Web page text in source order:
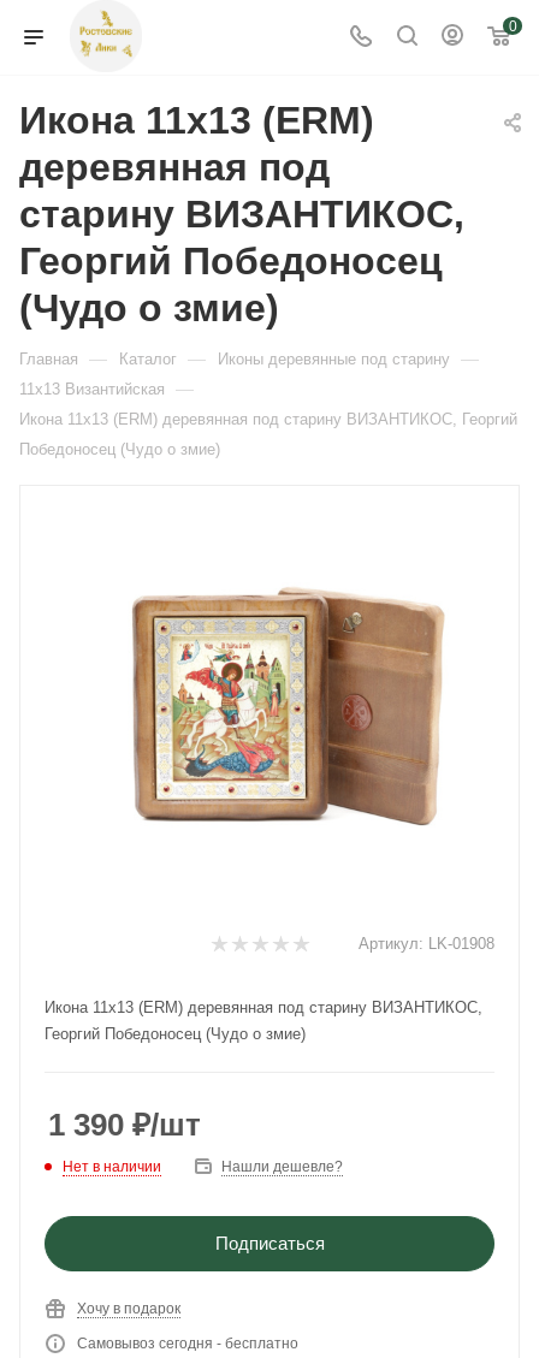
0
Икона 11х13 (ERM)
деревянная под
старину ВИЗАНТИКОС,
Георгий Победоносец
(Чудо о змие)
Главная — Каталог — Иконы деревянные под старину —
11x13 Византийская —
Икона 11х13 (ERM) деревянная под старину ВИЗАНТИКОС, Георгий
Победоносец (Чудо о змие)
Артикул: LK-01908
Икона 11х13 (ERM) деревянная под старину ВИЗАНТИКОС,
Георгий Победоносец (Чудо о змие)
1 390 ₽/шт
Нет в наличии Нашли дешевле?
Подписаться
Хочу в подарок
Самовывоз сегодня - бесплатно